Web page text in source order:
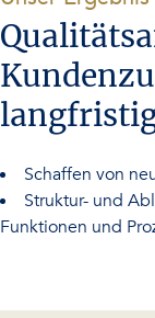
Schaffen von
Struktur- und
Funktionen und